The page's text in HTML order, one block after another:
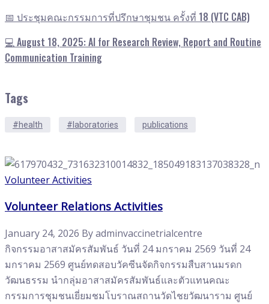
📅 ประชุมคณะกรรมการที่ปรึกษาชุมชน ครั้งที่ 18 (VTC CAB)
💻 August 18, 2025: AI for Research Review, Report and Routine
Communication Training
Tags
#health #laboratories publications
Volunteer Activities
Volunteer Relations Activities
January 24, 2026 Byadminvaccinetrialcentre
กิจกรรมอาสาสมัครสัมพันธ์ วันที่ 24 มกราคม 2569 วันที่ 24
มกราคม 2569 ศูนย์ทดสอบวัคซีนจัดกิจกรรมสืบสานมรดก
วัฒนธรรม นำกลุ่มอาสาสมัครสัมพันธ์และตัวแทนคณะ
กรรมการชุมชนเยี่ยมชมโบราณสถานวัดไชยวัฒนาราม ศูนย์